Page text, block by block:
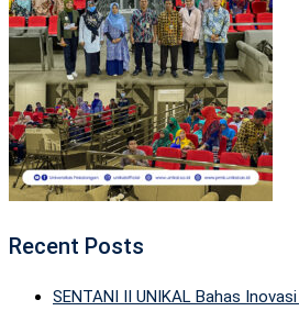
Recent Posts
SENTANI II UNIKAL Bahas